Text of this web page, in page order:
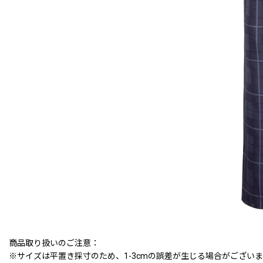
商品取り扱いのご注意：
※サイズは平置き採寸のため、1-3cmの誤差が生じる場合がござい